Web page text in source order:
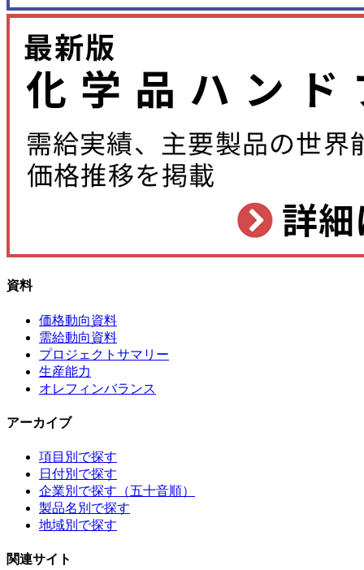
資料
価格動向資料
需給動向資料
プロジェクトサマリー
生産能力
オレフィンバランス
アーカイブ
項目別で探す
日付別で探す
企業別で探す（五十音順）
製品名別で探す
地域別で探す
関連サイト